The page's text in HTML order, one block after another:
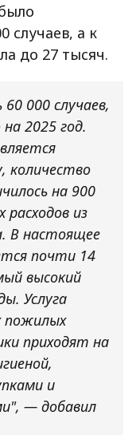
случаев, а к
до 27 тысяч.
000 случаев,
2025 год.
количество
на 900
расходов из
В настоящее
почти 14
высокий
Услуга
пожилых
приходят на
и
— добавил